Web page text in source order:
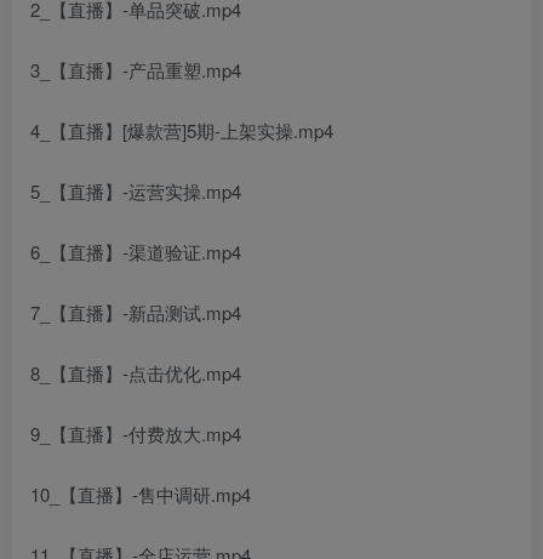
2_【直播】-单品突破.mp4
3_【直播】-产品重塑.mp4
4_【直播】[爆款营]5期-上架实操.mp4
5_【直播】-运营实操.mp4
6_【直播】-渠道验证.mp4
7_【直播】-新品测试.mp4
8_【直播】-点击优化.mp4
9_【直播】-付费放大.mp4
10_【直播】-售中调研.mp4